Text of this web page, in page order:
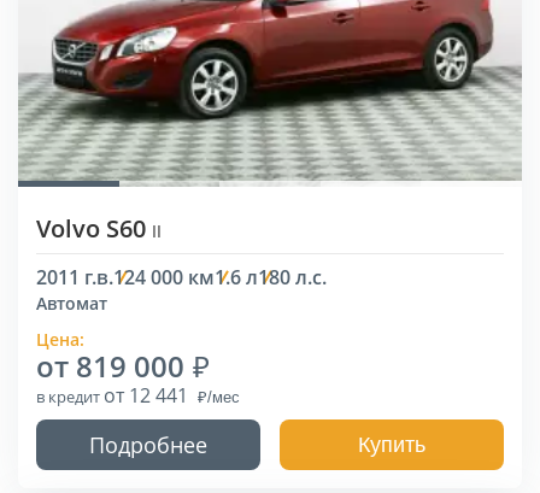
Volvo S60 II
2011 г.в.124 000 км1.6 л180 л.с.
Автомат
Цена:
от 819 000
в кредит от 12 441
Подробнее Купить